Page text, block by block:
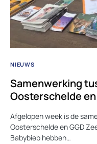
NIEUWS
Samenwerking
Oosterschelde en
Afgelopen week is de
Oosterschelde en GGD
Babybieb hebben…